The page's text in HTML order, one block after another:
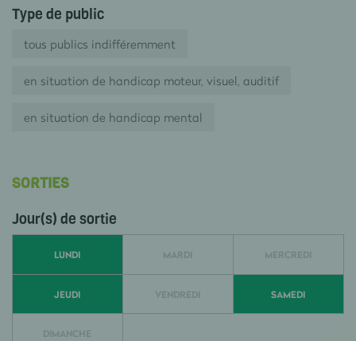
Type de public
tous publics indifféremment
en situation de handicap moteur, visuel, auditif
en situation de handicap mental
SORTIES
Jour(s) de sortie
LUNDI MARDI MERCREDI
JEUDI VENDREDI SAMEDI
DIMANCHE